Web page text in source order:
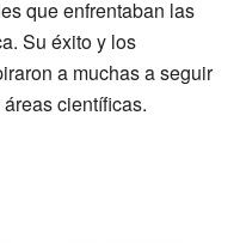
que enfrentaban las
Su éxito y los
a muchas a seguir
científicas.